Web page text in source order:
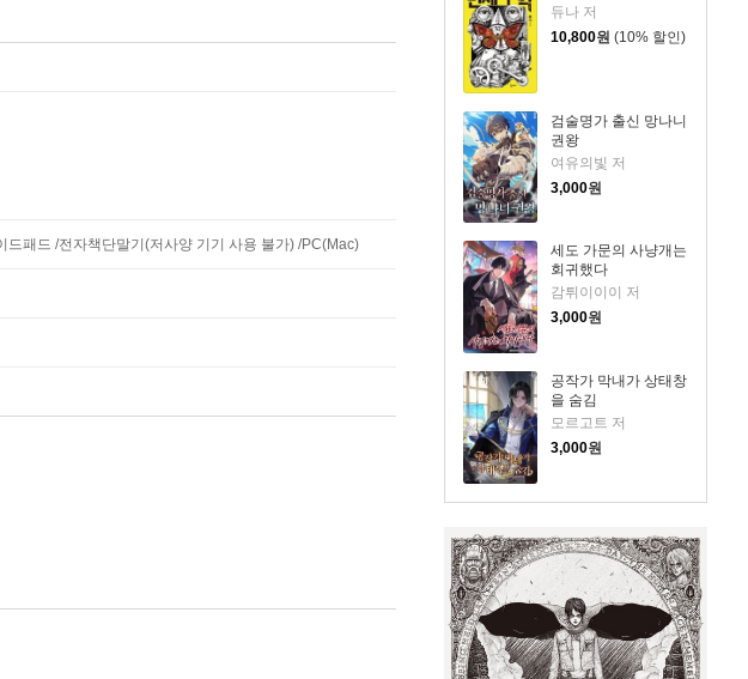
듀나 저
10,800원 (10% 할인)
검술명가 출신 망나니
권왕
여유의빛 저
3,000원
세도 가문의 사냥개는
회귀했다
감튀이이이 저
3,000원
공작가 막내가 상태창
을 숨김
모르고트 저
3,000원
패드 /전자책단말기(저사양 기기 사용 불가) /PC(Mac)